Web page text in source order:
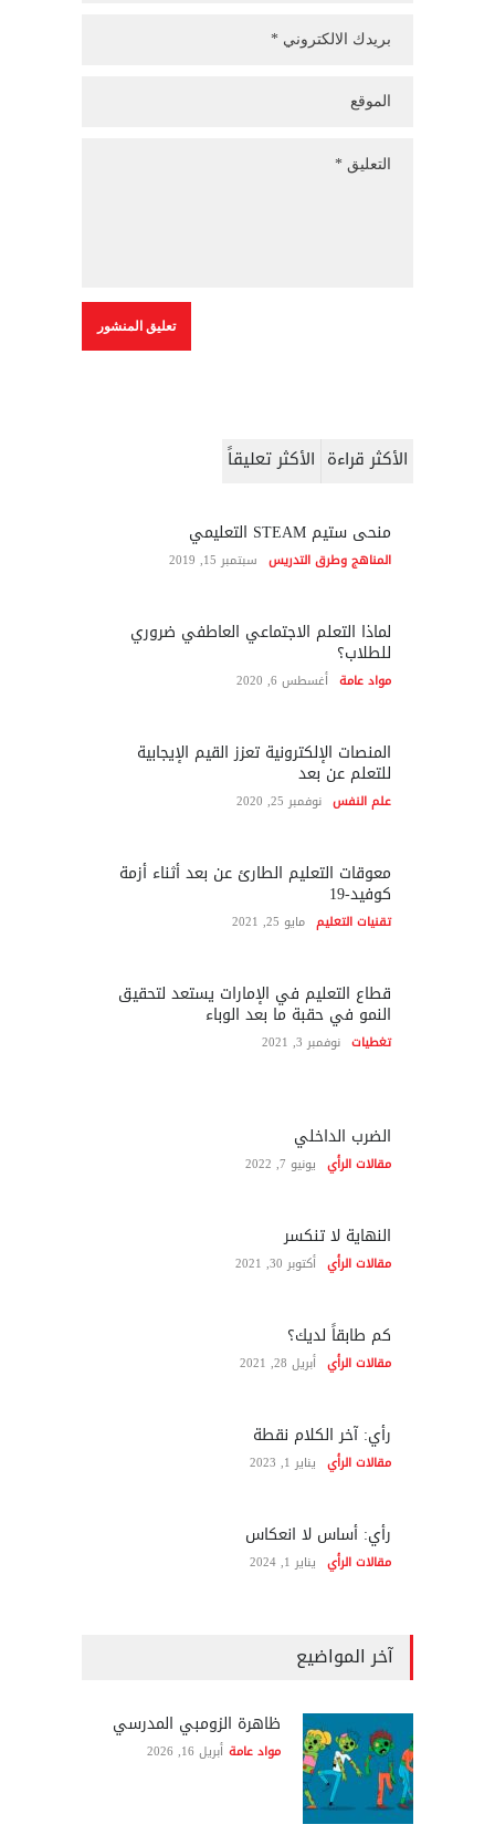
الأكثر قراءة الأكثر تعليقاً
منحى ستيم STEAM التعليمي
المناهج وطرق التدريس سبتمبر 15, 2019
لماذا التعلم الاجتماعي العاطفي ضروري
للطلاب؟
مواد عامة أغسطس 6, 2020
المنصات الإلكترونية تعزز القيم الإيجابية
للتعلم عن بعد
علم النفس نوفمبر 25, 2020
معوقات التعليم الطارئ عن بعد أثناء أزمة
كوفيد-19
تقنيات التعليم مايو 25, 2021
قطاع التعليم في الإمارات يستعد لتحقيق
النمو في حقبة ما بعد الوباء
تغطيات نوفمبر 3, 2021
الضرب الداخلي
مقالات الرأي يونيو 7, 2022
النهاية لا تنكسر
مقالات الرأي أكتوبر 30, 2021
كم طابقاً لديك؟
مقالات الرأي أبريل 28, 2021
رأي: آخر الكلام نقطة
مقالات الرأي يناير 1, 2023
رأي: أساس لا انعكاس
مقالات الرأي يناير 1, 2024
آخر المواضيع
ظاهرة الزومبي المدرسي
مواد عامة أبريل 16, 2026